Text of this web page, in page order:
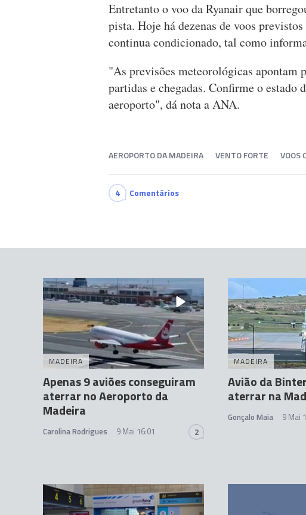
Entretanto o voo da Ryanair que
pista. Hoje há dezenas de voos
continua condicionado, tal como
"As previsões meteorológicas apontam
partidas e chegadas. Confirme o estado
aeroporto", dá nota a ANA.
AEROPORTO DA MADEIRA VENTO FORTE VOOS
4 Comentários
MADEIRA
Apenas 9 aviões conseguiram
aterrar no Aeroporto da
Madeira
Carolina Rodrigues 9 Mai 16:01 2
MADEIRA
Avião da
aterrar na
Gonçalo Maia 9 Mai